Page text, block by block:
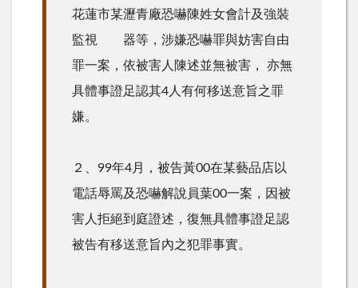
花蓮市某瀝青廠恐嚇陳姓女會計及強裝
監視 器等，涉嫌恐嚇罪與妨害自由
罪一案，依被害人陳述並無被害， 亦無
具體事證足認其4人有何移送意旨之罪
嫌。
２、99年4月，被告黃00在某藝品店以
電話辱罵及恐嚇解說員葉00一案，因被
害人拒絕到庭證述，復無具體事證足認
被告有移送意旨內之犯罪事實。